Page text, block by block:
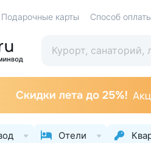
Подарочные карты Способ оплаты
Отели